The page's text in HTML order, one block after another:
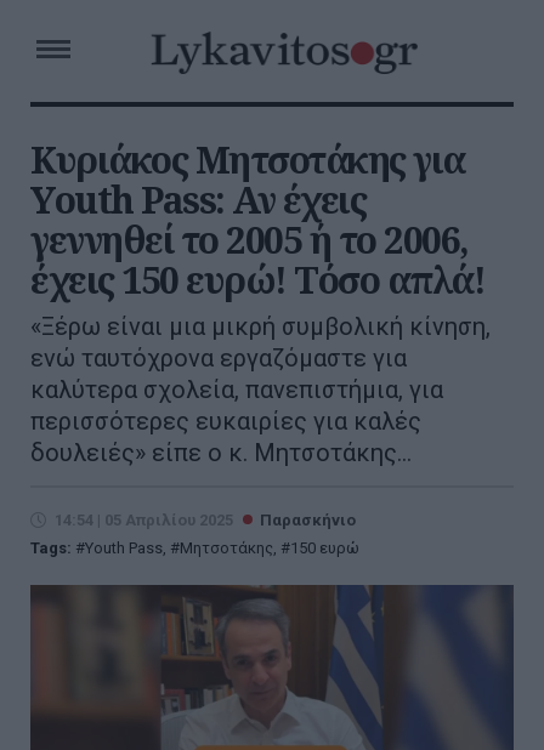
Κυριάκος Μητσοτάκης για
Υouth Pass: Αν έχεις
γεννηθεί το 2005 ή το 2006,
έχεις 150 ευρώ! Τόσο απλά!
«Ξέρω είναι μια μικρή συμβολική κίνηση,
ενώ ταυτόχρονα εργαζόμαστε για
καλύτερα σχολεία, πανεπιστήμια, για
περισσότερες ευκαιρίες για καλές
δουλειές» είπε ο κ. Μητσοτάκης...
14:54 | 05 Απριλίου 2025
Παρασκήνιο
Tags:
Υouth Pass, Μητσοτάκης, 150 ευρώ